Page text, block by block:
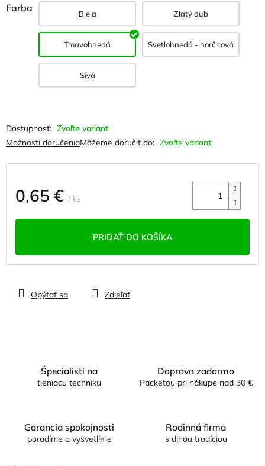
Farba Biela Zlatý dub
Tmavohnedá Svetlohnedá - horčicová
Sivá
Zvoľte variant
Môžeme doručiť do: Zvoľte variant
Možnosti doručenia
0,65 € / ks
PRIDAŤ DO KOŠÍKA
Opýtať sa Zdieľať
Špecialisti na
tieniacu techniku
Doprava zadarmo
Packetou pri nákupe nad 30 €
Garancia spokojnosti
poradíme a vysvetlíme
Rodinná firma
s dlhou tradíciou